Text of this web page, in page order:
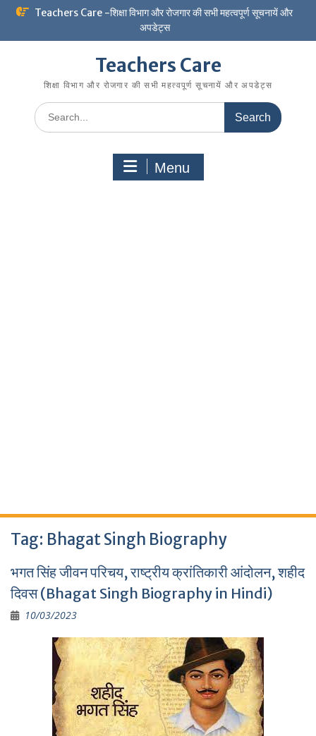
Skip
Teachers Care -शिक्षा विभाग और रोजगार की सभी महत्वपूर्ण सूचनायें और
अपडेट्स
Teachers Care
शिक्षा विभाग और रोजगार की सभी महत्वपूर्ण सूचनायें और अपडेट्स
Search
for:
Menu
Tag: Bhagat Singh Biography
भगत सिंह जीवन परिचय, राष्ट्रीय क्रांतिकारी आंदोलन, शहीद
दिवस (Bhagat Singh Biography in Hindi)
10/03/2023